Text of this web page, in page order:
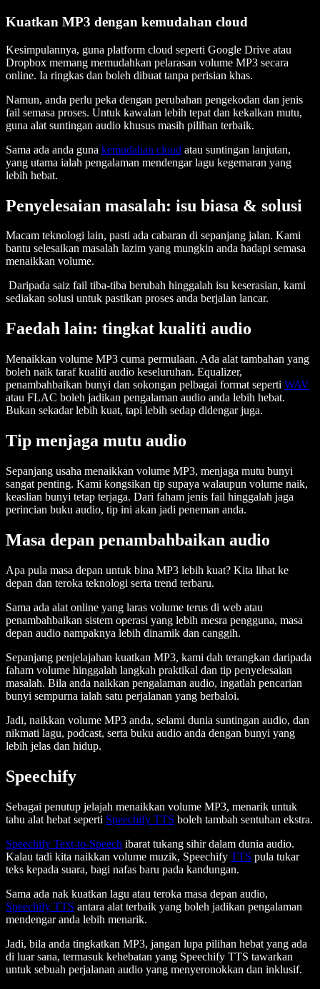
Kuatkan MP3 dengan kemudahan cloud
Kesimpulannya, guna platform cloud seperti Google Drive atau
Dropbox memang memudahkan pelarasan volume MP3 secara
online. Ia ringkas dan boleh dibuat tanpa perisian khas.
Namun, anda perlu peka dengan perubahan pengekodan dan jenis
fail semasa proses. Untuk kawalan lebih tepat dan kekalkan mutu,
guna alat suntingan audio khusus masih pilihan terbaik.
Sama ada anda guna kemudahan cloud atau suntingan lanjutan,
yang utama ialah pengalaman mendengar lagu kegemaran yang
lebih hebat.
Penyelesaian masalah: isu biasa & solusi
Macam teknologi lain, pasti ada cabaran di sepanjang jalan. Kami
bantu selesaikan masalah lazim yang mungkin anda hadapi semasa
menaikkan volume.
Daripada saiz fail tiba-tiba berubah hinggalah isu keserasian, kami
sediakan solusi untuk pastikan proses anda berjalan lancar.
Faedah lain: tingkat kualiti audio
Menaikkan volume MP3 cuma permulaan. Ada alat tambahan yang
boleh naik taraf kualiti audio keseluruhan. Equalizer,
penambahbaikan bunyi dan sokongan pelbagai format seperti WAV
atau FLAC boleh jadikan pengalaman audio anda lebih hebat.
Bukan sekadar lebih kuat, tapi lebih sedap didengar juga.
Tip menjaga mutu audio
Sepanjang usaha menaikkan volume MP3, menjaga mutu bunyi
sangat penting. Kami kongsikan tip supaya walaupun volume naik,
keaslian bunyi tetap terjaga. Dari faham jenis fail hinggalah jaga
perincian buku audio, tip ini akan jadi peneman anda.
Masa depan penambahbaikan audio
Apa pula masa depan untuk bina MP3 lebih kuat? Kita lihat ke
depan dan teroka teknologi serta trend terbaru.
Sama ada alat online yang laras volume terus di web atau
penambahbaikan sistem operasi yang lebih mesra pengguna, masa
depan audio nampaknya lebih dinamik dan canggih.
Sepanjang penjelajahan kuatkan MP3, kami dah terangkan daripada
faham volume hinggalah langkah praktikal dan tip penyelesaian
masalah. Bila anda naikkan pengalaman audio, ingatlah pencarian
bunyi sempurna ialah satu perjalanan yang berbaloi.
Jadi, naikkan volume MP3 anda, selami dunia suntingan audio, dan
nikmati lagu, podcast, serta buku audio anda dengan bunyi yang
lebih jelas dan hidup.
Speechify
Sebagai penutup jelajah menaikkan volume MP3, menarik untuk
tahu alat hebat seperti Speechify TTS boleh tambah sentuhan ekstra.
Speechify Text-to-Speech ibarat tukang sihir dalam dunia audio.
Kalau tadi kita naikkan volume muzik, Speechify TTS pula tukar
teks kepada suara, bagi nafas baru pada kandungan.
Sama ada nak kuatkan lagu atau teroka masa depan audio,
Speechify TTS antara alat terbaik yang boleh jadikan pengalaman
mendengar anda lebih menarik.
Jadi, bila anda tingkatkan MP3, jangan lupa pilihan hebat yang ada
di luar sana, termasuk kehebatan yang Speechify TTS tawarkan
untuk sebuah perjalanan audio yang menyeronokkan dan inklusif.